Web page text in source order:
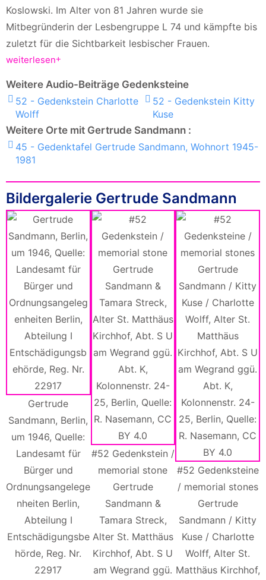
Koslowski. Im Alter von 81 Jahren wurde sie
Mitbegründerin der Lesbengruppe L 74 und kämpfte bis
zuletzt für die Sichtbarkeit lesbischer Frauen.
weiterlesen
Weitere Audio-Beiträge Gedenksteine
52 - Gedenkstein Charlotte
Wolff
52 - Gedenkstein Kitty
Kuse
Weitere Orte mit Gertrude Sandmann :
45 - Gedenktafel Gertrude Sandmann, Wohnort 1945-
1981
Bildergalerie Gertrude Sandmann
Gertrude
Sandmann, Berlin,
um 1946, Quelle:
Landesamt für
Bürger und
Ordnungsangelege
nheiten Berlin,
Abteilung I
Entschädigungsbe
hörde, Reg. Nr.
22917
#52 Gedenkstein /
memorial stone
Gertrude
Sandmann &
Tamara Streck,
Alter St. Matthäus
Kirchhof, Abt. S U
am Wegrand ggü.
#52 Gedenksteine
/ memorial stones
Gertrude
Sandmann / Kitty
Kuse / Charlotte
Wolff, Alter St.
Matthäus Kirchhof,